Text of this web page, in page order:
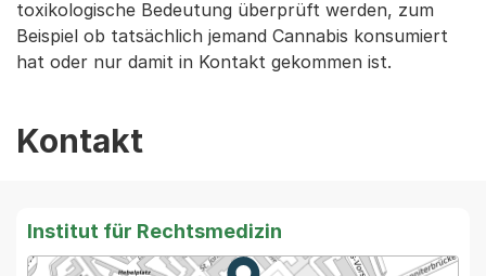
toxikologische Bedeutung überprüft werden, zum
Beispiel ob tatsächlich jemand Cannabis konsumiert
hat oder nur damit in Kontakt gekommen ist.
Kontakt
Institut für Rechtsmedizin